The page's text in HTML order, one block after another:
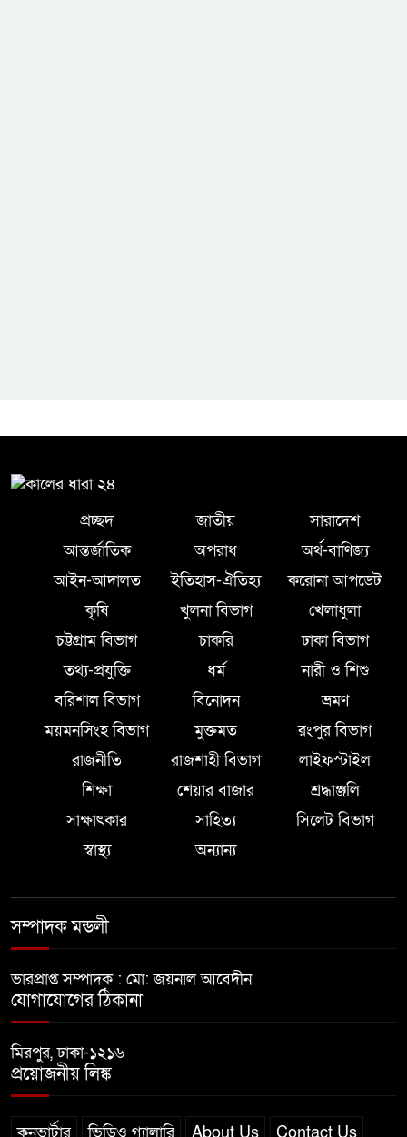
প্রচ্ছদ জাতীয়
সারাদেশ
আন্তর্জাতিক
অপরাধ
অর্থ-বাণিজ্য
আইন-আদালত
ইতিহাস-ঐতিহ্য
করোনা আপডেট
কৃষি
খুলনা বিভাগ
খেলাধুলা
চট্টগ্রাম বিভাগ
চাকরি
ঢাকা বিভাগ
তথ্য-প্রযুক্তি
ধর্ম
নারী ও শিশু
বরিশাল বিভাগ
বিনোদন
ভ্রমণ
ময়মনসিংহ বিভাগ
মুক্তমত
রংপুর বিভাগ
রাজনীতি
রাজশাহী বিভাগ
লাইফস্টাইল
শিক্ষা
শেয়ার বাজার
শ্রদ্ধাঞ্জলি
সাক্ষাৎকার
সাহিত্য
সিলেট বিভাগ
স্বাস্থ্য
অন্যান্য
সম্পাদক মন্ডলী
ভারপ্রাপ্ত সম্পাদক : মো: জয়নাল আবেদীন
যোগাযোগের ঠিকানা
মিরপুর, ঢাকা-১২১৬
প্রয়োজনীয় লিঙ্ক
কনভার্টার ভিডিও গ্যালারি About Us Contact Us